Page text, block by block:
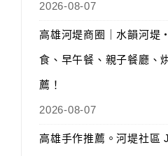
2026-08-07
高雄河堤商圈｜水韻河堤
食、早午餐、親子餐廳、
薦！
2026-08-07
高雄手作推薦。河堤社區